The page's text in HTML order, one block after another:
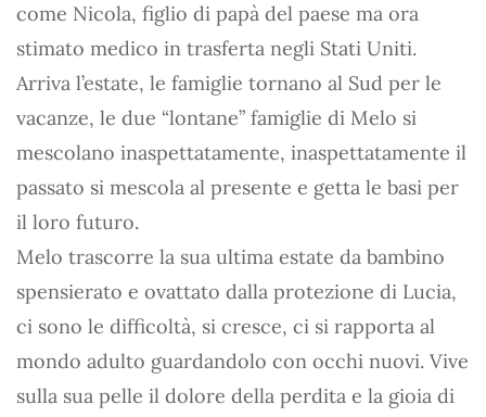
come Nicola, figlio di papà del paese ma ora
stimato medico in trasferta negli Stati Uniti.
Arriva l’estate, le famiglie tornano al Sud per le
vacanze, le due “lontane” famiglie di Melo si
mescolano inaspettatamente, inaspettatamente il
passato si mescola al presente e getta le basi per
il loro futuro.
Melo trascorre la sua ultima estate da bambino
spensierato e ovattato dalla protezione di Lucia,
ci sono le difficoltà, si cresce, ci si rapporta al
mondo adulto guardandolo con occhi nuovi. Vive
sulla sua pelle il dolore della perdita e la gioia di